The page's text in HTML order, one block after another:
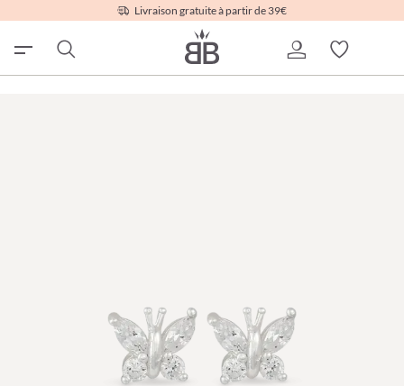
Livraison gratuite à partir de 39€